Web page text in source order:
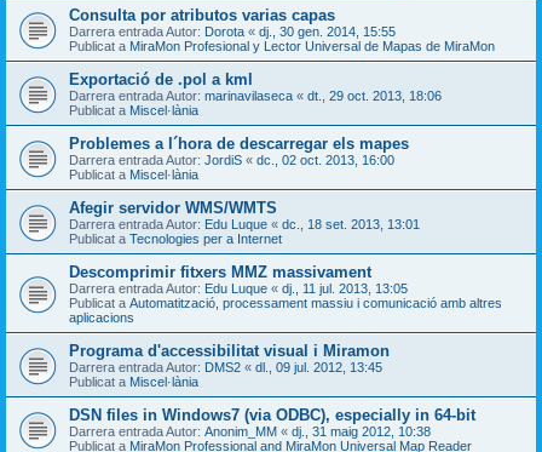
Consulta por atributos varias capas
Darrera entrada Autor: Dorota « dj., 30 gen. 2014, 15:55
Publicat a MiraMon Profesional y Lector Universal de Mapas de MiraMon
Exportació de .pol a kml
Darrera entrada Autor: marinavilaseca « dt., 29 oct. 2013, 18:06
Publicat a Miscel·lània
Problemes a l´hora de descarregar els mapes
Darrera entrada Autor: JordiS « dc., 02 oct. 2013, 16:00
Publicat a Miscel·lània
Afegir servidor WMS/WMTS
Darrera entrada Autor: Edu Luque « dc., 18 set. 2013, 13:01
Publicat a Tecnologies per a Internet
Descomprimir fitxers MMZ massivament
Darrera entrada Autor: Edu Luque « dj., 11 jul. 2013, 13:05
Publicat a Automatització, processament massiu i comunicació amb altres
aplicacions
Programa d'accessibilitat visual i Miramon
Darrera entrada Autor: DMS2 « dl., 09 jul. 2012, 13:45
Publicat a Miscel·lània
DSN files in Windows7 (via ODBC), especially in 64-bit
Darrera entrada Autor: Anonim_MM « dj., 31 maig 2012, 10:38
Publicat a MiraMon Professional and MiraMon Universal Map Reader